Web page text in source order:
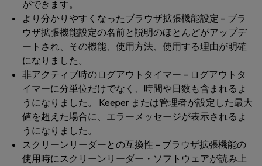
ができます。
より分かりやすくなったブラウザ拡張機能設定 – ブラ
ウザ拡張機能設定の名前と説明のほとんどがアップデ
ートされ、その機能、使用方法、使用する理由が明確
になりました。
非アクティブ時のログアウトタイマー – ログアウトタ
イマーに分単位だけでなく、時間や日数も含まれるよ
うになりました。 Keeper または管理者が設定した最大
値を超えた場合に、エラーメッセージが表示されるよ
うになりました。
スクリーンリーダーとの互換性 – ブラウザ拡張機能の
使用時にスクリーンリーダー・ソフトウェアが読み上